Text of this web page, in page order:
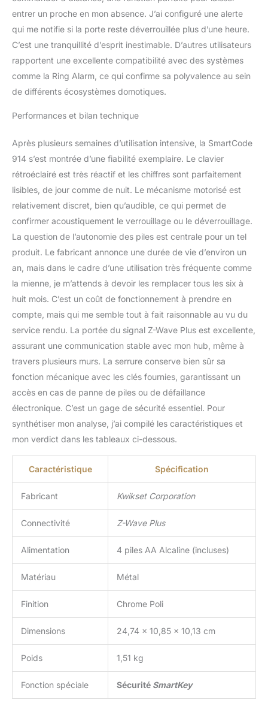
entrer un proche en mon absence. J’ai configuré une alerte
qui me notifie si la porte reste déverrouillée plus d’une heure.
C’est une tranquillité d’esprit inestimable. D’autres utilisateurs
rapportent une excellente compatibilité avec des systèmes
comme la Ring Alarm, ce qui confirme sa polyvalence au sein
de différents écosystèmes domotiques.
Performances et bilan technique
Après plusieurs semaines d’utilisation intensive, la SmartCode
914 s’est montrée d’une fiabilité exemplaire. Le clavier
rétroéclairé est très réactif et les chiffres sont parfaitement
lisibles, de jour comme de nuit. Le mécanisme motorisé est
relativement discret, bien qu’audible, ce qui permet de
confirmer acoustiquement le verrouillage ou le déverrouillage.
La question de l’autonomie des piles est centrale pour un tel
produit. Le fabricant annonce une durée de vie d’environ un
an, mais dans le cadre d’une utilisation très fréquente comme
la mienne, je m’attends à devoir les remplacer tous les six à
huit mois. C’est un coût de fonctionnement à prendre en
compte, mais qui me semble tout à fait raisonnable au vu du
service rendu. La portée du signal Z-Wave Plus est excellente,
assurant une communication stable avec mon hub, même à
travers plusieurs murs. La serrure conserve bien sûr sa
fonction mécanique avec les clés fournies, garantissant un
accès en cas de panne de piles ou de défaillance
électronique. C’est un gage de sécurité essentiel. Pour
synthétiser mon analyse, j’ai compilé les caractéristiques et
mon verdict dans les tableaux ci-dessous.
Caractéristique Spécification
Fabricant Kwikset Corporation
Connectivité Z-Wave Plus
Alimentation 4 piles AA Alcaline (incluses)
Matériau Métal
Finition Chrome Poli
Dimensions 24,74 x 10,85 x 10,13 cm
Poids 1,51 kg
Fonction spéciale Sécurité SmartKey